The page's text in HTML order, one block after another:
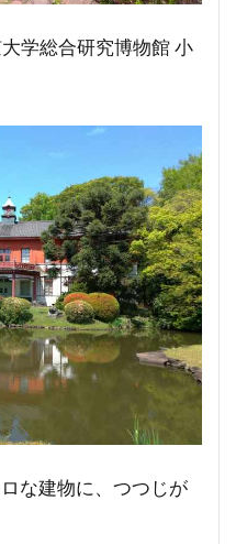
学総合研究博物館 小
な建物に、つつじが